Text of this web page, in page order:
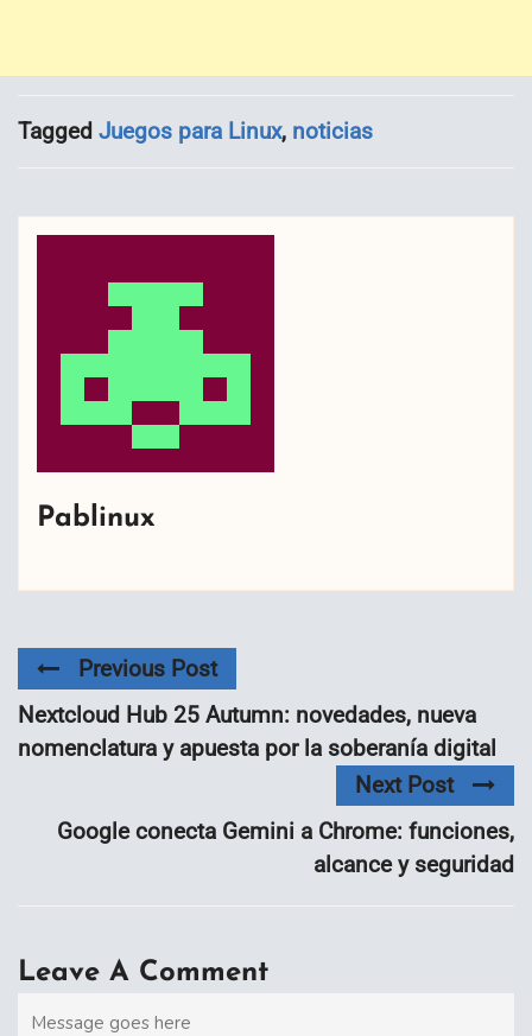
Tagged Juegos para Linux, noticias
Pablinux
Previous Post
Nextcloud Hub 25 Autumn: novedades, nueva
nomenclatura y apuesta por la soberanía digital
Next Post
Google conecta Gemini a Chrome: funciones,
alcance y seguridad
Leave A Comment